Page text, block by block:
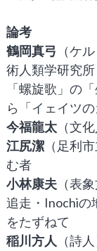
論考
鶴岡真弓 （ケ
術人類学研究所
「螺旋歌」の
ら「イェイツ
今福龍太（文
江尻潔（足利
む者
小林康夫（表象
追走・Inochiの
をたずねて
稲川方人 （詩